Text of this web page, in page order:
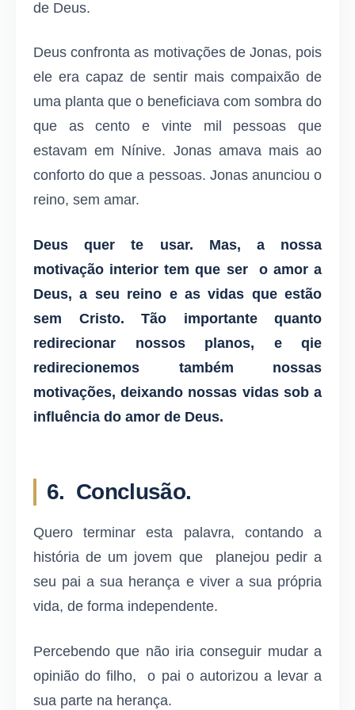
de Deus.
Deus confronta as motivações de Jonas, pois
ele era capaz de sentir mais compaixão de
uma planta que o beneficiava com sombra do
que as cento e vinte mil pessoas que
estavam em Nínive. Jonas amava mais ao
conforto do que a pessoas. Jonas anunciou o
reino, sem amar.
Deus quer te usar. Mas, a nossa
motivação interior tem que ser o amor a
Deus, a seu reino e as vidas que estão
sem Cristo. Tão importante quanto
redirecionar nossos planos, e qie
redirecionemos também nossas
motivações, deixando nossas vidas sob a
influência do amor de Deus.
6. Conclusão.
Quero terminar esta palavra, contando a
história de um jovem que planejou pedir a
seu pai a sua herança e viver a sua própria
vida, de forma independente.
Percebendo que não iria conseguir mudar a
opinião do filho, o pai o autorizou a levar a
sua parte na herança.